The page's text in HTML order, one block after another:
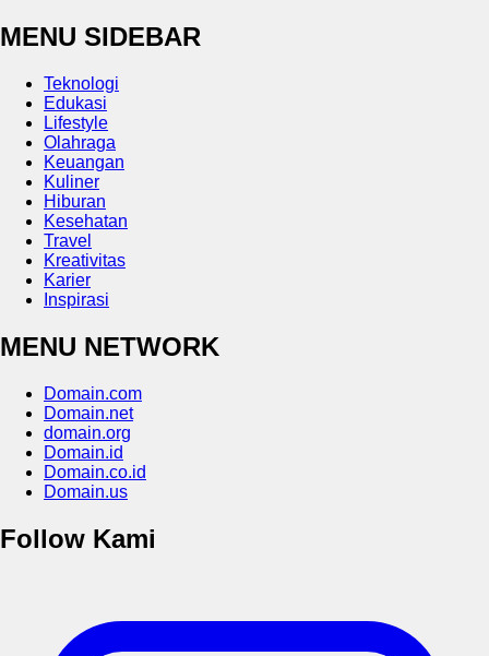
MENU SIDEBAR
Teknologi
Edukasi
Lifestyle
Olahraga
Keuangan
Kuliner
Hiburan
Kesehatan
Travel
Kreativitas
Karier
Inspirasi
MENU NETWORK
Domain.com
Domain.net
domain.org
Domain.id
Domain.co.id
Domain.us
Follow Kami